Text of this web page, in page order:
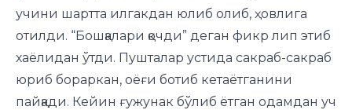
учини шартта илгакдан юлиб олиб, ҳовлига
отилди. “Бошқалари қочди” деган фикр лип этиб
хаёлидан ўтди. Пушталар устида сакраб-сакраб
юриб бораркан, оёғи ботиб кетаётганини
пайқади. Кейин ғужунак бўлиб ётган одамдан уч